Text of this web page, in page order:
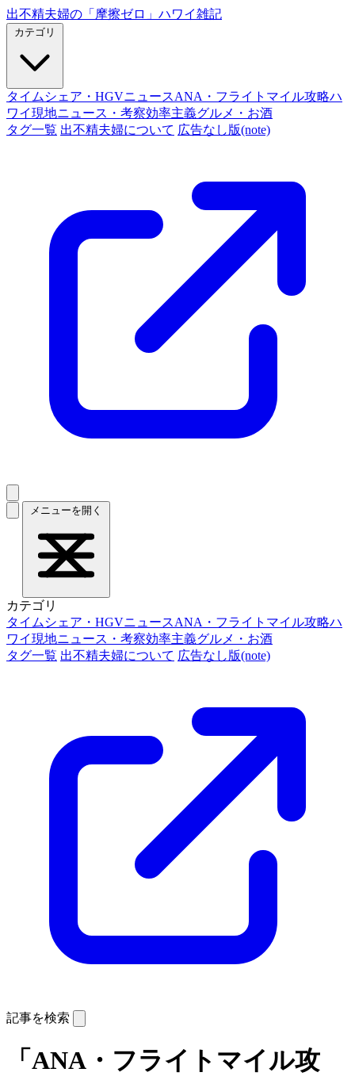
出不精夫婦の 「摩擦ゼロ」 ハワイ雑記
タイムシェア・HGVニュースANA・フライトマイル攻略ハ
ワイ現地ニュース・考察効率主義グルメ・お酒
タグ一覧 出不精夫婦について 広告なし版(note)
メニューを開く
カテゴリ
タイムシェア・HGVニュースANA・フライトマイル攻略ハ
ワイ現地ニュース・考察効率主義グルメ・お酒
タグ一覧 出不精夫婦について 広告なし版(note)
記事を検索
「ANA・フライトマイル攻